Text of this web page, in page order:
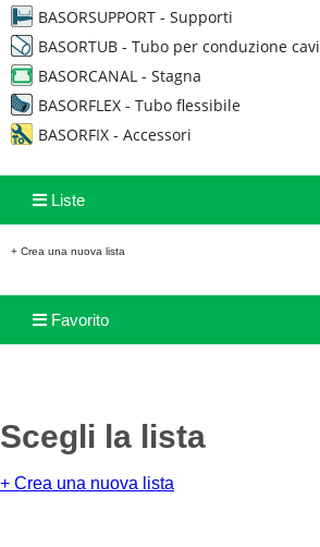
BASORSUPPORT - Supporti
BASORTUB - Tubo per conduzione cavi
BASORCANAL - Stagna
BASORFLEX - Tubo flessibile
BASORFIX - Accessori
Liste
+ Crea una nuova lista
Favorito
Scegli la lista
+ Crea una nuova lista